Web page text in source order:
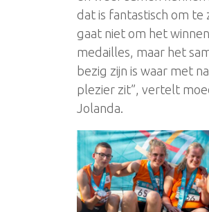
dat is fantastisch om te
gaat niet om het
medailles, maar het
bezig zijn is waar met
plezier zit”, vertelt
Jolanda.